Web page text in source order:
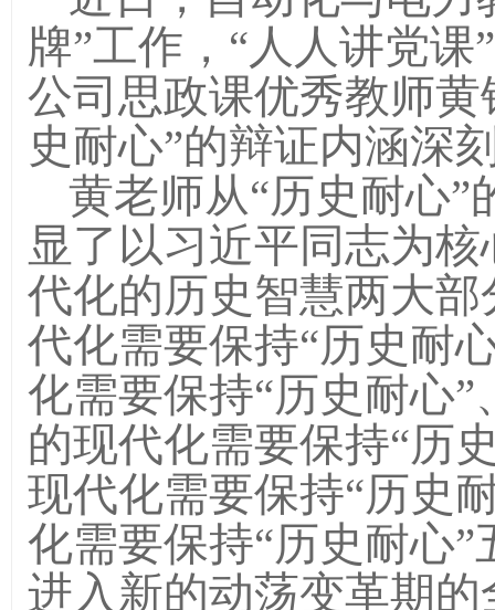
牌”工作，“人人讲党
公司思政课优秀教师
史耐心”的辩证内涵深
黄老师从“历史耐心”
显了以习近平同志为
代化的历史智慧两大
代化需要保持“历史耐
化需要保持“历史耐心”
的现代化需要保持“历
现代化需要保持“历史
化需要保持“历史耐心”
进入新的动荡变革期